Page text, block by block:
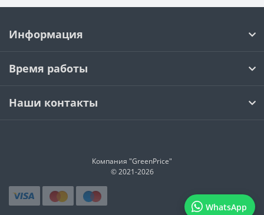
WhatsApp
Информация
Время работы
Наши контакты
Компания "GreenPrice"
© 2021-2026